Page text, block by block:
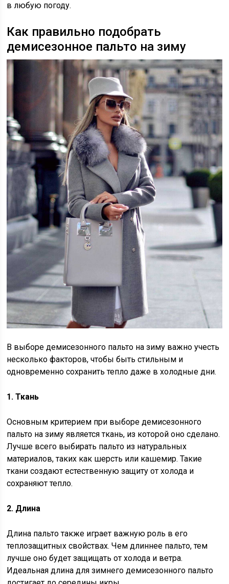
в любую погоду.
Как правильно подобрать
демисезонное пальто на зиму
В выборе демисезонного пальто на зиму важно учесть
несколько факторов, чтобы быть стильным и
одновременно сохранить тепло даже в холодные дни.
1. Ткань
Основным критерием при выборе демисезонного
пальто на зиму является ткань, из которой оно сделано.
Лучше всего выбирать пальто из натуральных
материалов, таких как шерсть или кашемир. Такие
ткани создают естественную защиту от холода и
сохраняют тепло.
2. Длина
Длина пальто также играет важную роль в его
теплозащитных свойствах. Чем длиннее пальто, тем
лучше оно будет защищать от холода и ветра.
Идеальная длина для зимнего демисезонного пальто